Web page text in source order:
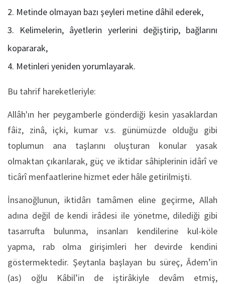
Metinde olmayan bazı şeyleri metine dâhil ederek,
Kelimelerin, âyetlerin yerlerini değiştirip, bağlarını
kopararak,
Metinleri yeniden yorumlayarak.
Bu tahrif hareketleriyle:
Allâh'ın her peygamberle gönderdiği kesin yasaklardan
fâiz, zinâ, içki, kumar v.s. günümüzde olduğu gibi
toplumun ana taşlarını oluşturan konular yasak
olmaktan çıkarılarak, güç ve iktidar sâhiplerinin idârî ve
ticârî menfaatlerine hizmet eder hâle getirilmişti.
İnsanoğlunun, iktidârı tamâmen eline geçirme, Allah
adına değil de kendi irâdesi ile yönetme, dilediği gibi
tasarrufta bulunma, insanları kendilerine kul-köle
yapma, rab olma girişimleri her devirde kendini
göstermektedir. Şeytanla başlayan bu süreç, Âdem’in
(as) oğlu Kâbil’in de iştirâkiyle devâm etmiş,